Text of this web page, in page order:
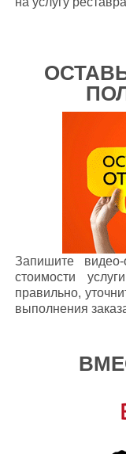
Запишите
стоимости
правильно,
выполнения